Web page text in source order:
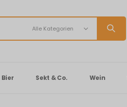
Bier Sekt & Co. Wein